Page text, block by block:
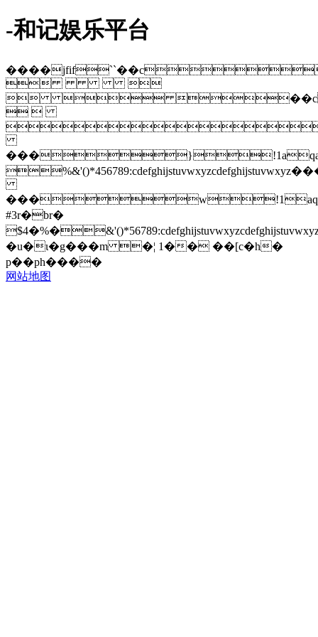
-和记娱乐平台
 
 
 
#3r�br�
�u�ɩ�g���m �¦ 1�� ��[c�h�
p��ph����
网站地图